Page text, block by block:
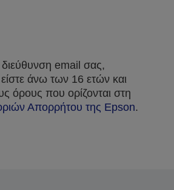
email σας,
είστε άνω των 16 ετών και
όρους που ορίζονται στη
Απορρήτου της Epson.